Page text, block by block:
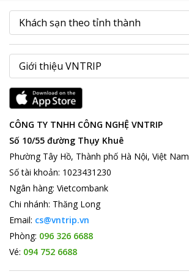
CÔNG TY TNHH CÔNG NGHỆ VNTRIP
Số 10/55 đường Thụy Khuê
Phường Tây Hồ, Thành phố Hà Nội, Việt Nam
Số tài khoản: 1023431230
Ngân hàng: Vietcombank
Chi nhánh: Thăng Long
Email: cs@vntrip.vn
Phòng: 096 326 6688
Vé: 094 752 6688